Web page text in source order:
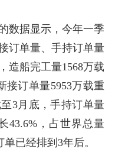
据显示，今年一季
订单量、手持订单量
造船完工量1568万载
接订单量5953万载重
3月底，手持订单量
43.6%，占世界总量
已经排到3年后。